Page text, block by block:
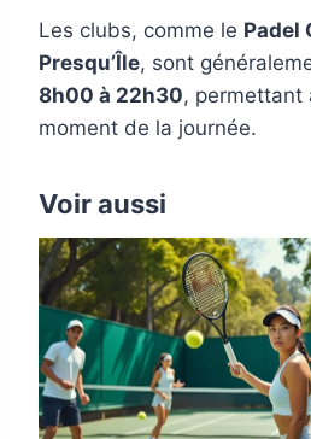
Les clubs, comme le Padel
Presqu’Île, sont
8h00 à 22h30, permettant
moment de la journée.
Voir aussi